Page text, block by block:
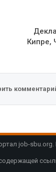
Кипре,
job-sbu.org.